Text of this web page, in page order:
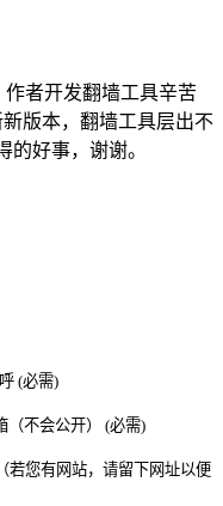
作者开发翻墙工具辛苦
版本，翻墙工具层出不
的好事，谢谢。
(必需)
（不会公开） (必需)
若您有网站，请留下网址以便